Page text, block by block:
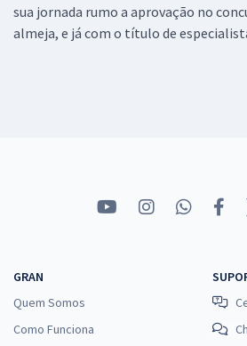
sua jornada rumo a aprovação no
almeja, e já com o título de
GRAN
Quem Somos
Como Funciona